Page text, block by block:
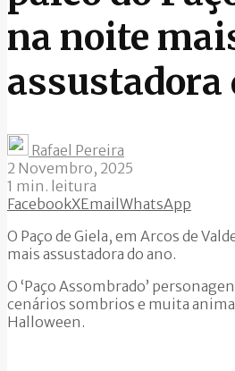
na noite
assustadora
Rafael Pereira
2 Novembro, 2025
1 min. leitura
FacebookXEmail WhatsApp
O Paço de Giela, em Arcos de
mais assustadora do ano.
O ‘Paço Assombrado’
cenários sombrios e muita
Halloween.